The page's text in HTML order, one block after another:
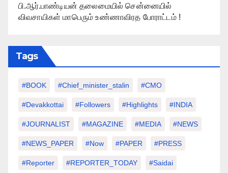
பி.ஆர்.பாண்டியன் தலைமையில் சென்னையில்
விவசாயிகள் மாபெரும் உண்ணாவிரத போராட்டம் !
Tags
#BOOK #chief_minister_stalin #CMO
#devakkottai #followers #highlights #INDIA
#JOURNALIST #MAGAZINE #MEDIA #NEWS
#NEWS_PAPER #Now #PAPER #PRESS
#Reporter #REPORTER_TODAY #saidai